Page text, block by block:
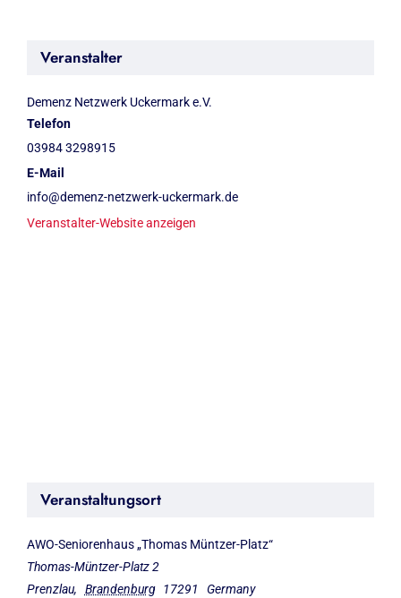
Veranstalter
Demenz Netzwerk Uckermark e.V.
Telefon
03984 3298915
E-Mail
info@demenz-netzwerk-uckermark.de
Veranstalter-Website anzeigen
Veranstaltungsort
AWO-Seniorenhaus „Thomas Müntzer-Platz“
Thomas-Müntzer-Platz 2
Prenzlau, Brandenburg 17291
Germany